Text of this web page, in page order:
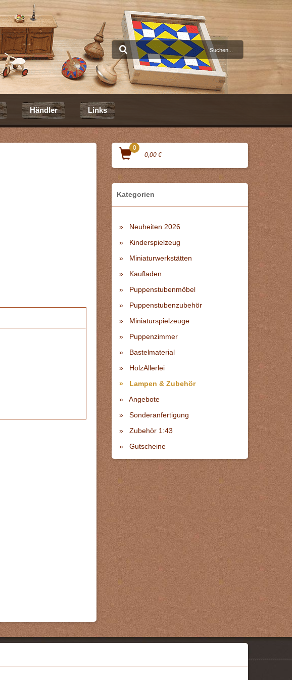
Händler Links
0
0,00 €
Kategorien
Neuheiten 2026
Kinderspielzeug
Miniaturwerkstätten
Kaufladen
Puppenstubenmöbel
Puppenstubenzubehör
Miniaturspielzeuge
Puppenzimmer
Bastelmaterial
HolzAllerlei
Lampen & Zubehör
Angebote
Sonderanfertigung
Zubehör 1:43
Gutscheine